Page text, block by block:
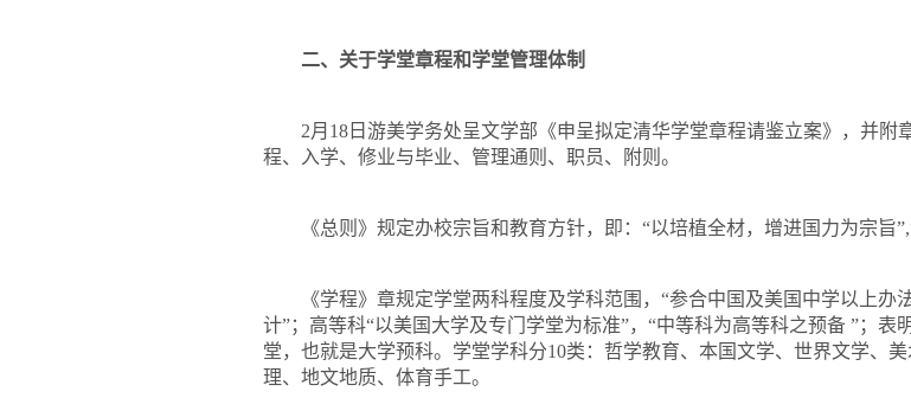
二、关于学堂章程和学堂管理体制
2月 18 日游美学务处呈文学部《申呈拟定清华学堂章程请鉴立案》，并
程、入学、修业与毕业、管理通则、职员、附则。
《总则》规定办校宗旨和教育方针，即：“以培植全材，增进国力为宗旨”,
《学程》章规定学堂两科程度及学科范围，“参合中国及美国中学以上
计”；高等科“以美国大学及专门学堂为标准”，“中等科为高等科之预备 ”；
堂，也就是大学预科。学堂学科分10类：哲学教育、本国文学、世界文学、
理、地文地质、体育手工。